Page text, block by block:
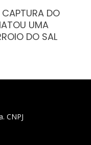
DO
UMA
DO SAL
CNPJ